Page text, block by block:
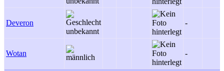
Deveron -
Wotan -